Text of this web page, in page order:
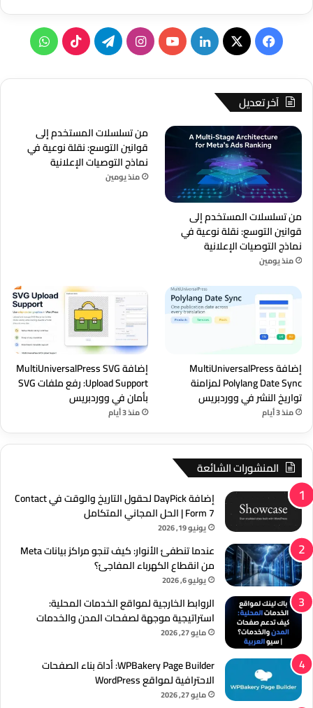
فيسبوك
‫X لينكدإن‫YouTubeانستقرامتيلقرام‫TikTok
آخر تعديل
من تسلسلات المستخدم إلى
قوانين التوسع: نقلة نوعية في
نماذج التوصيات الإعلانية
منذ يومين
من تسلسلات المستخدم إلى
قوانين التوسع: نقلة نوعية في
نماذج التوصيات الإعلانية
منذ يومين
إضافة MultiUniversalPress
Polylang Date Sync لمزامنة
تواريخ النشر في ووردبريس
منذ 3 أيام
إضافة MultiUniversalPress SVG
Upload Support: رفع ملفات SVG
بأمان في ووردبريس
منذ 3 أيام
المنشورات الشائعة
إضافة DayPick لحقول التاريخ والوقت في Contact
Form 7 | الحل المجاني المتكامل
يونيو 19, 2026
عندما تنطفئ الأنوار: كيف تنجو مراكز بيانات Meta
من انقطاع الكهرباء المفاجئ؟
يوليو 6, 2026
الروابط الخارجية لمواقع الخدمات المحلية:
استراتيجية موجهة لصفحات المدن والخدمات
مايو 27, 2026
WPBakery Page Builder: أداة بناء الصفحات
الاحترافية لمواقع WordPress
مايو 27, 2026